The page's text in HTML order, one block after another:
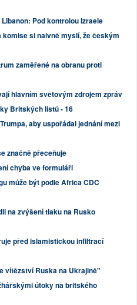
Pod kontrolou Izraele
komise si naivně myslí, že českým
zaměřené na obranu proti
hlavním světovým zdrojem zpráv
Britských listů - 16
aby uspořádal jednání mezi
značně přeceňuje
chyba ve formuláři
může být podle Africa CDC
na zvýšení tlaku na Rusko
před islamistickou infiltrací
vítězství Ruska na Ukrajině"
útoky na britského